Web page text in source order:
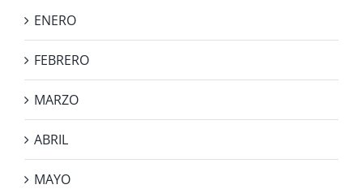
ENERO
FEBRERO
MARZO
ABRIL
MAYO